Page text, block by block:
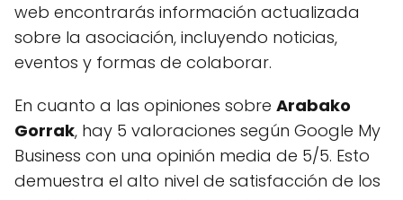
web encontrarás información actualizada
sobre la asociación, incluyendo noticias,
eventos y formas de colaborar.
En cuanto a las opiniones sobre Arabako
Gorrak, hay 5 valoraciones según Google My
Business con una opinión media de 5/5. Esto
demuestra el alto nivel de satisfacción de los